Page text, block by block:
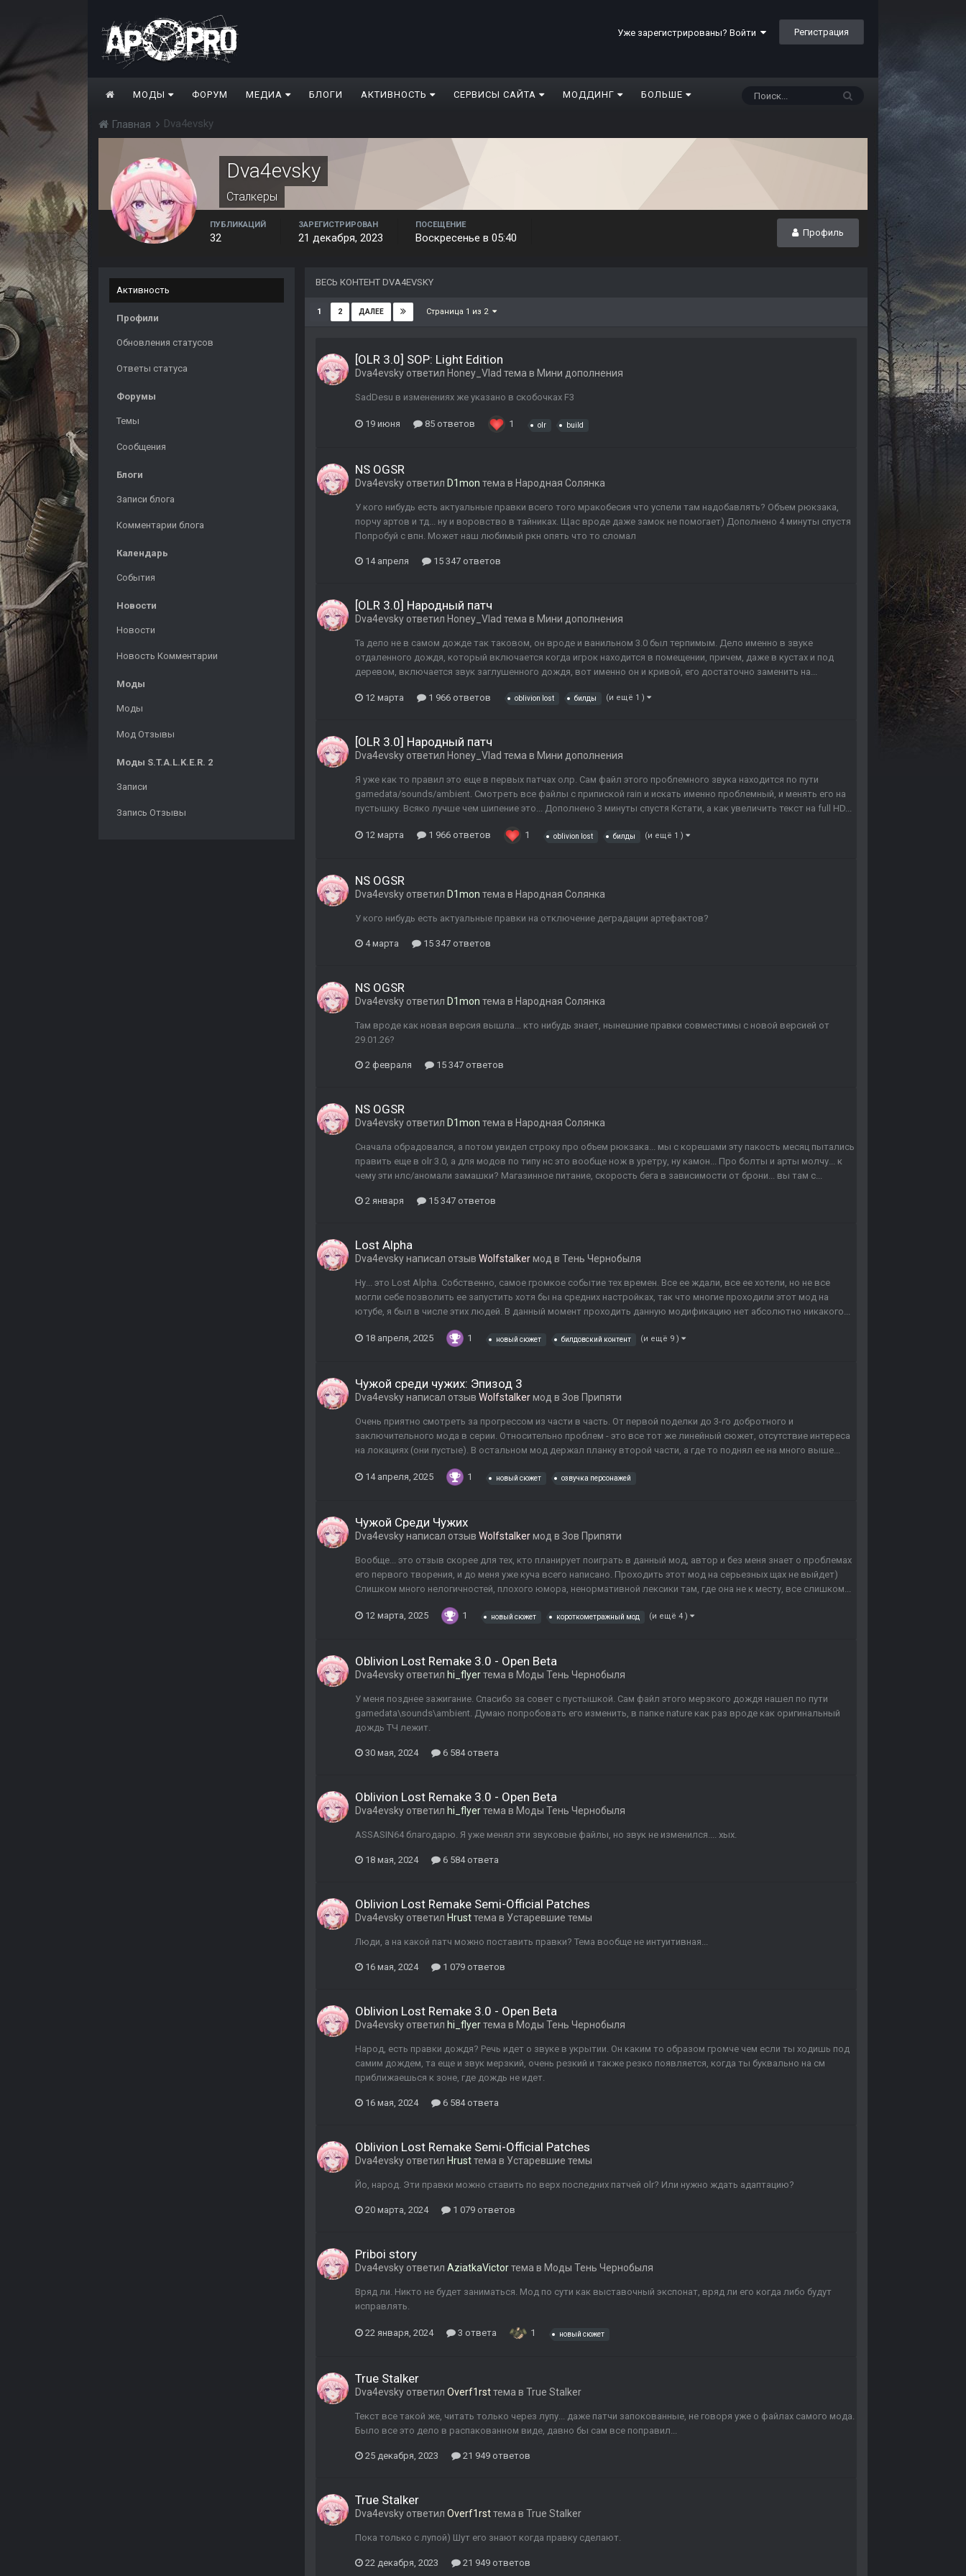
Уже зарегистрированы? Войти Регистрация
МОДЫ ФОРУМ МЕДИА БЛОГИ АКТИВНОСТЬ СЕРВИСЫ САЙТА МОДДИНГ БОЛЬШЕ
Главная Dva4evsky
Dva4evsky
Сталкеры
Профиль
ПУБЛИКАЦИЙ
32
ЗАРЕГИСТРИРОВАН
21 декабря, 2023
ПОСЕЩЕНИЕ
Воскресенье в 05:40
Активность
Профили
Обновления статусов
Ответы статуса
Форумы
Темы
Сообщения
Блоги
Записи блога
Комментарии блога
Календарь
События
Новости
Новости
Новость Комментарии
Моды
Моды
Мод Отзывы
Моды S.T.A.L.K.E.R. 2
Записи
Запись Отзывы
ВЕСЬ КОНТЕНТ DVA4EVSKY
1 2 ДАЛЕЕ Страница 1 из 2
[OLR 3.0] SOP: Light Edition
Dva4evsky ответил Honey_Vlad тема в Мини дополнения
SadDesu в изменениях же указано в скобочках F3
19 июня 85 ответов 1 olr build
NS OGSR
Dva4evsky ответил D1mon тема в Народная Солянка
У кого нибудь есть актуальные правки всего того мракобесия что успели там надобавлять? Объем рюкзака,
порчу артов и тд... ну и воровство в тайниках. Щас вроде даже замок не помогает) Дополнено 4 минуты спустя
Попробуй с впн. Может наш любимый ркн опять что то сломал
14 апреля 15 347 ответов
[OLR 3.0] Народный патч
Dva4evsky ответил Honey_Vlad тема в Мини дополнения
Та дело не в самом дожде так таковом, он вроде и ванильном 3.0 был терпимым. Дело именно в звуке
отдаленного дождя, который включается когда игрок находится в помещении, причем, даже в кустах и под
деревом, включается звук заглушенного дождя, вот именно он и кривой, его достаточно заменить на...
12 марта 1 966 ответов oblivion lost билды (и ещё 1 )
[OLR 3.0] Народный патч
Dva4evsky ответил Honey_Vlad тема в Мини дополнения
Я уже как то правил это еще в первых патчах олр. Сам файл этого проблемного звука находится по пути
gamedata/sounds/ambient. Смотреть все файлы с припиской rain и искать именно проблемный, и менять его на
пустышку. Всяко лучше чем шипение это... Дополнено 3 минуты спустя Кстати, а как увеличить текст на full HD...
12 марта 1 966 ответов 1 oblivion lost билды (и ещё 1 )
NS OGSR
Dva4evsky ответил D1mon тема в Народная Солянка
У кого нибудь есть актуальные правки на отключение деградации артефактов?
4 марта 15 347 ответов
NS OGSR
Dva4evsky ответил D1mon тема в Народная Солянка
Там вроде как новая версия вышла... кто нибудь знает, нынешние правки совместимы с новой версией от
29.01.26?
2 февраля 15 347 ответов
NS OGSR
Dva4evsky ответил D1mon тема в Народная Солянка
Сначала обрадовался, а потом увидел строку про объем рюкзака... мы с корешами эту пакость месяц пытались
править еще в olr 3.0, а для модов по типу нс это вообще нож в уретру, ну камон... Про болты и арты молчу... к
чему эти нлс/аномали замашки? Магазинное питание, скорость бега в зависимости от брони... вы там с...
2 января 15 347 ответов
Lost Alpha
Dva4evskyнаписал отзыв Wolfstalkerмод в Тень Чернобыля
Ну... это Lost Alpha. Собственно, самое громкое событие тех времен. Все ее ждали, все ее хотели, но не все
могли себе позволить ее запустить хотя бы на средних настройках, так что многие проходили этот мод на
ютубе, я был в числе этих людей. В данный момент проходить данную модификацию нет абсолютно никакого...
18 апреля, 2025 1 новый сюжет билдовский контент (и ещё 9 )
Чужой среди чужих: Эпизод 3
Dva4evskyнаписал отзыв Wolfstalkerмод в Зов Припяти
Очень приятно смотреть за прогрессом из части в часть. От первой поделки до 3-го добротного и
заключительного мода в серии. Относительно проблем - это все тот же линейный сюжет, отсутствие интереса
на локациях (они пустые). В остальном мод держал планку второй части, а где то поднял ее на много выше...
14 апреля, 2025 1 новый сюжет озвучка персонажей
Чужой Среди Чужих
Dva4evskyнаписал отзыв Wolfstalkerмод в Зов Припяти
Вообще... это отзыв скорее для тех, кто планирует поиграть в данный мод, автор и без меня знает о проблемах
его первого творения, и до меня уже куча всего написано. Проходить этот мод на серьезных щах не выйдет)
Слишком много нелогичностей, плохого юмора, ненормативной лексики там, где она не к месту, все слишком...
12 марта, 2025 1 новый сюжет короткометражный мод (и ещё 4 )
Oblivion Lost Remake 3.0 - Open Beta
Dva4evsky ответил hi_flyerтема в Моды Тень Чернобыля
У меня позднее зажигание. Спасибо за совет с пустышкой. Сам файл этого мерзкого дождя нашел по пути
gamedata\sounds\ambient. Думаю попробовать его изменить, в папке nature как раз вроде как оригинальный
дождь ТЧ лежит.
30 мая, 2024 6 584 ответа
Oblivion Lost Remake 3.0 - Open Beta
Dva4evsky ответил hi_flyerтема в Моды Тень Чернобыля
ASSASIN64 благодарю. Я уже менял эти звуковые файлы, но звук не изменился.... хых.
18 мая, 2024 6 584 ответа
Oblivion Lost Remake Semi-Official Patches
Dva4evsky ответил Hrustтема в Устаревшие темы
Люди, а на какой патч можно поставить правки? Тема вообще не интуитивная...
16 мая, 2024 1 079 ответов
Oblivion Lost Remake 3.0 - Open Beta
Dva4evsky ответил hi_flyerтема в Моды Тень Чернобыля
Народ, есть правки дождя? Речь идет о звуке в укрытии. Он каким то образом громче чем если ты ходишь под
самим дождем, та еще и звук мерзкий, очень резкий и также резко появляется, когда ты буквально на см
приближаешься к зоне, где дождь не идет.
16 мая, 2024 6 584 ответа
Oblivion Lost Remake Semi-Official Patches
Dva4evsky ответил Hrustтема в Устаревшие темы
Йо, народ. Эти правки можно ставить по верх последних патчей olr? Или нужно ждать адаптацию?
20 марта, 2024 1 079 ответов
Priboi story
Dva4evsky ответил AziatkaVictorтема в Моды Тень Чернобыля
Вряд ли. Никто не будет заниматься. Мод по сути как выставочный экспонат, вряд ли его когда либо будут
исправлять.
22 января, 2024 3 ответа 1 новый сюжет
True Stalker
Dva4evsky ответил Overf1rstтема в True Stalker
Текст все такой же, читать только через лупу... даже патчи запокованные, не говоря уже о файлах самого мода.
Было все это дело в распакованном виде, давно бы сам все поправил...
25 декабря, 2023 21 949 ответов
True Stalker
Dva4evsky ответил Overf1rstтема в True Stalker
Пока только с лупой) Шут его знают когда правку сделают.
22 декабря, 2023 21 949 ответов